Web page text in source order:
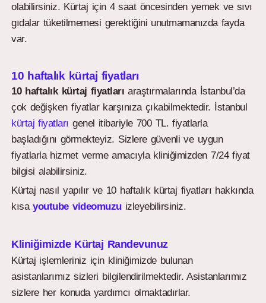
olabilirsiniz. Kürtaj için 4 saat öncesinden yemek ve sıvı
gıdalar tüketilmemesi gerektiğini unutmamanızda fayda
var.
10 haftalık kürtaj fiyatları
10 haftalık kürtaj fiyatları araştırmalarında İstanbul’da
çok değişken fiyatlar karşınıza çıkabilmektedir. İstanbul
kürtaj fiyatları genel itibariyle 700 TL. fiyatlarla
başladığını görmekteyiz. Sizlere güvenli ve uygun
fiyatlarla hizmet verme amacıyla kliniğimizden 7/24 fiyat
bilgisi alabilirsiniz.
Kürtaj nasıl yapılır ve 10 haftalık kürtaj fiyatları hakkında
kısayoutube videomuzuizleyebilirsiniz.
Kliniğimizde Kürtaj Randevunuz
Kürtaj işlemleriniz için kliniğimizde bulunan
asistanlarımız sizleri bilgilendirilmektedir. Asistanlarımız
sizlere her konuda yardımcı olmaktadırlar.